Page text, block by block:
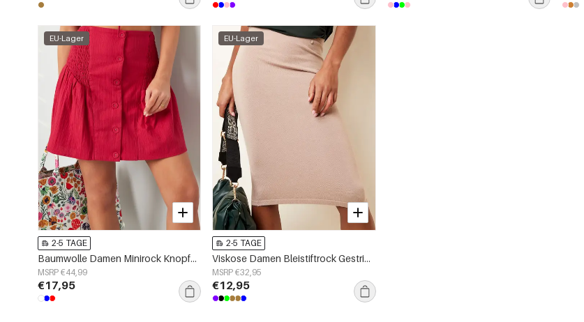
EU-Lager
2-5 TAGE
Baumwolle Damen Minirock Knopfverschluss Faltenoptik
MSRP €44,99
€17,95
EU-Lager
2-5 TAGE
Viskose Damen Bleistiftrock Gestrickt Stretch Fit
MSRP €32,95
€12,95